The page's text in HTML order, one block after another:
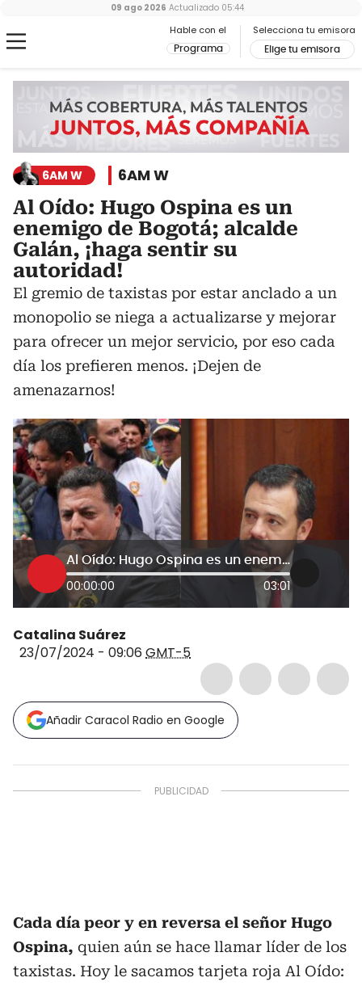
Hable con el
Programa
Selecciona tu emisora
Elige tu emisora
09 ago 2026 Actualizado 05:44
6AM W 6AM W
Al Oído: Hugo Ospina es un
enemigo de Bogotá; alcalde
Galán, ¡haga sentir su
autoridad!
El gremio de taxistas por estar anclado a un
monopolio se niega a actualizarse y mejorar
para ofrecer un mejor servicio, por eso cada
día los prefieren menos. ¡Dejen de
amenazarnos!
Al Oído: Hugo Ospina es un enemigo de Bogotá; alcalde Galán, ¡haga sentir su autoridad!
00:00:00 03:01
Catalina Suárez
23/07/2024 - 09:06 GMT-5
Añadir Caracol Radio en Google
Cada día peor y en reversa el señor Hugo
Ospina, quien aún se hace llamar líder de los
taxistas. Hoy le sacamos tarjeta roja Al Oído: